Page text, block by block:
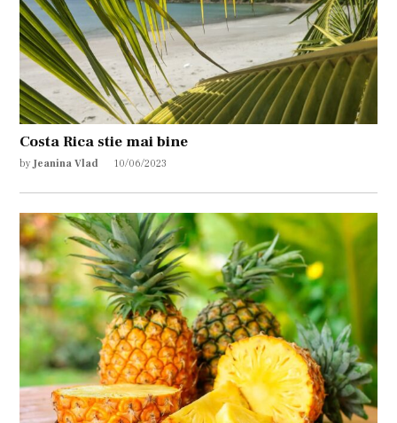
Costa Rica stie mai bine
by Jeanina Vlad 10/06/2023